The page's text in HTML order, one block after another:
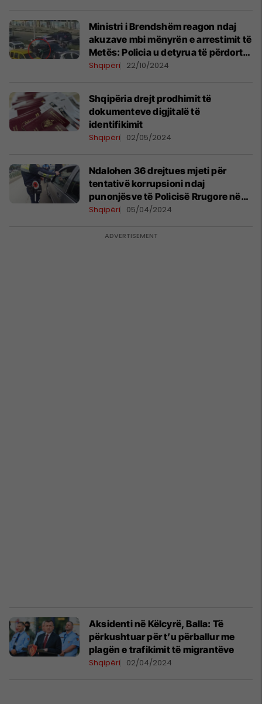
Ministri i Brendshëm reagon ndaj
akuzave mbi mënyrën e arrestimit të
Metës: Policia u detyrua të përdorte
forcën
Shqipëri 22/10/2024
Shqipëria drejt prodhimit të
dokumenteve digjitalë të
identifikimit
Shqipëri 02/05/2024
Ndalohen 36 drejtues mjeti për
tentativë korrupsioni ndaj
punonjësve të Policisë Rrugore në
Shqipëri
Shqipëri 05/04/2024
Aksidenti në Këlcyrë, Balla: Të
përkushtuar për t’u përballur me
plagën e trafikimit të migrantëve
Shqipëri 02/04/2024